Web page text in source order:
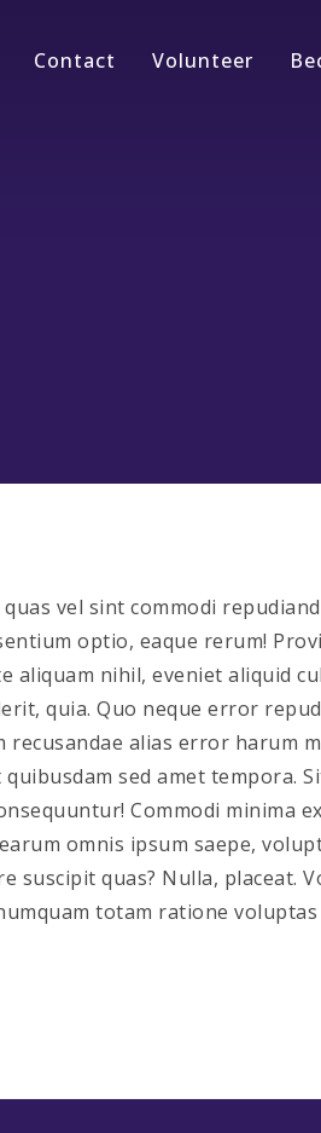
Contact Volunteer
vel sint commodi
optio, eaque rerum!
nihil, eveniet aliquid
quia. Quo neque error
alias error harum
sed amet tempora.
Commodi minima
omnis ipsum saepe,
quas? Nulla, placeat.
totam ratione